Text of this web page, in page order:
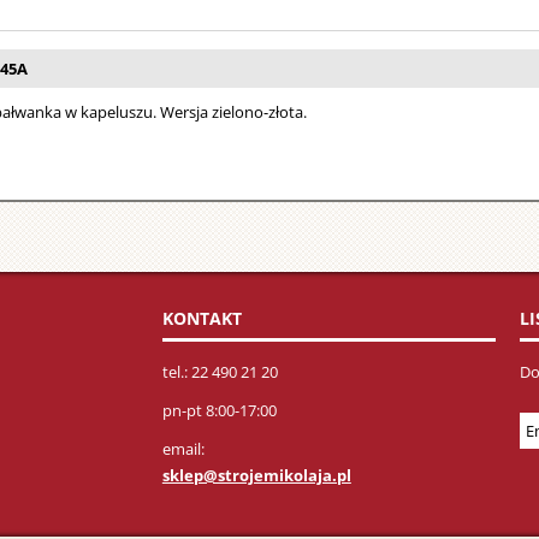
w kapeluszu. Wersja zielono-złota.
KONTAKT
tel.: 22 490 21 20
pn-pt 8:00-17:00
email:
sklep@strojemikolaja.pl